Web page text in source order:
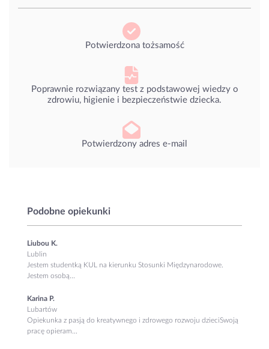
Potwierdzona tożsamość
Poprawnie rozwiązany test z podstawowej wiedzy o
zdrowiu, higienie i bezpieczeństwie dziecka.
Potwierdzony adres e-mail
Podobne opiekunki
Liubou K.
Lublin
Jestem studentką KUL na kierunku Stosunki Międzynarodowe.
Jestem osobą...
Karina P.
Lubartów
Opiekunka z pasją do kreatywnego i zdrowego rozwoju dzieciSwoją
pracę opieram...